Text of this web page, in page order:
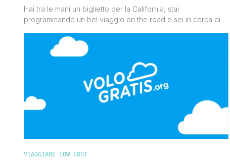
Hai tra le mani un biglietto per la California, stai
programmando un bel viaggio on the road e sei in cerca di
indovinato le tue intenzioni? San Diego è una città che mi ha
particolarmente colpito e che mi piace definire 'solare' non
VIAGGIARE LOW COST